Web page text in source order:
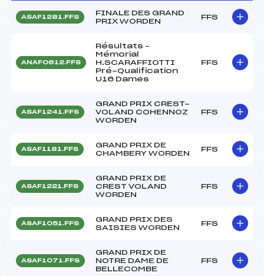
ASAF1281.FFS
FINALE DES GRAND
PRIX WORDEN
FFS
ANAF0612.FFS
Résultats –
Mémorial
H.SCARAFFIOTTI
Pré-Qualification
U16 Dames
FFS
ASAF1241.FFS
GRAND PRIX CREST-
VOLAND COHENNOZ
WORDEN
FFS
ASAF1181.FFS
GRAND PRIX DE
CHAMBERY WORDEN
FFS
ASAF1221.FFS
GRAND PRIX DE
CREST VOLAND
WORDEN
FFS
ASAF1051.FFS
GRAND PRIX DES
SAISIES WORDEN
FFS
ASAF1071.FFS
GRAND PRIX DE
NOTRE DAME DE
BELLECOMBE
FFS